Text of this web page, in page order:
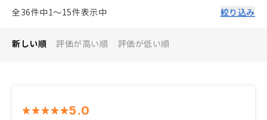
全36件中1〜15件表示中
絞り込み
新しい順 評価が高い順 評価が低い順
5.0